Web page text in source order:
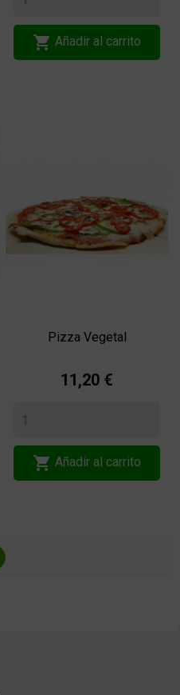
 Añadir al carrito
Pizza Vegetal
11,20 €
 Añadir al carrito